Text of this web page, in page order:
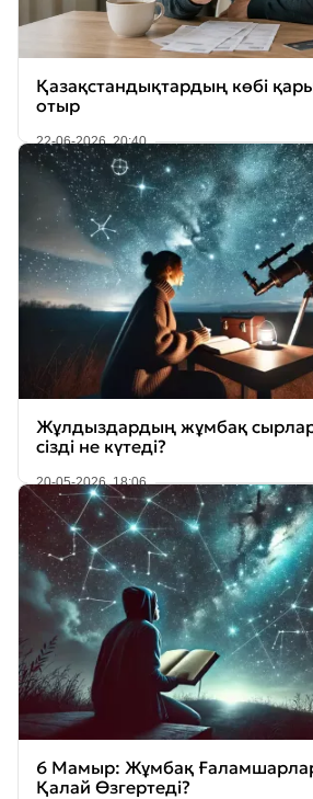
Қазақстандықтардың көбі
отыр
22-06-2026, 20:40
Жұлдыздардың жұмбақ
сізді не күтеді?
20-05-2026, 18:06
6 Мамыр: Жұмбақ Ғаламшарлар
Қалай Өзгертеді?